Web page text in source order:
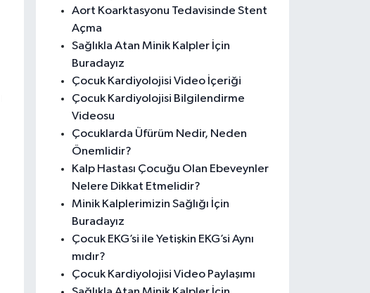
Aort Koarktasyonu Tedavisinde Stent
Açma
Sağlıkla Atan Minik Kalpler İçin
Buradayız
Çocuk Kardiyolojisi Video İçeriği
Çocuk Kardiyolojisi Bilgilendirme
Videosu
Çocuklarda Üfürüm Nedir, Neden
Önemlidir?
Kalp Hastası Çocuğu Olan Ebeveynler
Nelere Dikkat Etmelidir?
Minik Kalplerimizin Sağlığı İçin
Buradayız
Çocuk EKG’si ile Yetişkin EKG’si Aynı
mıdır?
Çocuk Kardiyolojisi Video Paylaşımı